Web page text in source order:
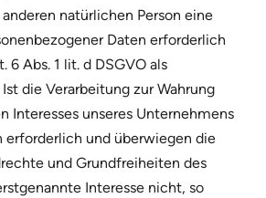
natürlichen Person eine
Daten erforderlich
6 Abs. 1 lit. d DSGVO als
die Verarbeitung zur Wahrung
Interesses unseres Unternehmens
erforderlich und überwiegen die
und Grundfreiheiten des
Interesse nicht, so